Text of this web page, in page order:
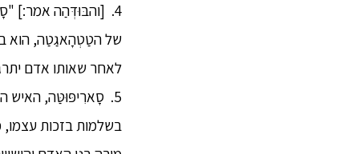
4. [והבּוּדְּהַה אמר:]
של הטַטְהָאגַטַה, הוא
לאחר שאותו אדם
5. סָארִיפּוּטַּה, האיש
בשלמות בזכות עצמו,